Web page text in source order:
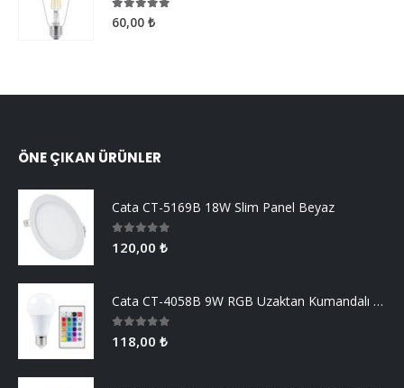
5.005 üzerinden
60,00 ₺
ÖNE ÇIKAN ÜRÜNLER
Cata CT-5169B 18W Slim Panel Beyaz
0 5 üzerinden
120,00 ₺
Cata CT-4058B 9W RGB Uzaktan Kumandalı Led Ampul Beyaz Işık
0 5 üzerinden
118,00 ₺